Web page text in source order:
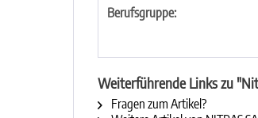
Berufsgruppe:
Weiterführende Links zu
Fragen zum Artikel?